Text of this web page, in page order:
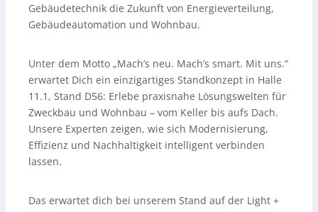
Gebäudetechnik die Zukunft von Energieverteilung,
Gebäudeautomation und Wohnbau.
Unter dem Motto „Mach’s neu. Mach’s smart. Mit uns.“
erwartet Dich ein einzigartiges Standkonzept in Halle
11.1, Stand D56: Erlebe praxisnahe Lösungswelten für
Zweckbau und Wohnbau – vom Keller bis aufs Dach.
Unsere Experten zeigen, wie sich Modernisierung,
Effizienz und Nachhaltigkeit intelligent verbinden
lassen.
Das erwartet dich bei unserem Stand auf der Light +